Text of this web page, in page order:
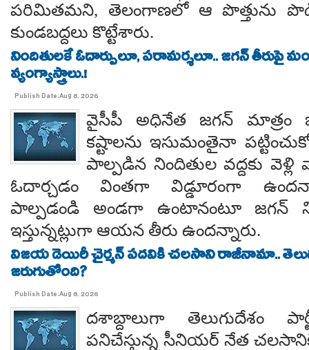
పరిమితమని, తెలంగాణలో ఆ పొత్తును
కుండబద్దలు కొట్టేశారు.
నిందితులకే ఓదార్పులూ, పరామర్శలూ.. జగన్ తీరుపై
వ్యంగ్యాస్త్రాలు.!
Publish Date:Aug 8, 2026
వైసీపీ అధినేత జగన్ మాత్రం
కష్టాలను ఇసుమంతైనా
పాల్పడిన నిందితుల వద్దకు
ఓదార్చడం వింతగా విడ్డూరంగా
పాల్పడండి అండగా ఉంటానంటూ జగన్
ఇస్తున్నట్లుగా ఆయన తీరు ఉందన్నారు.
విజయ డెయిరీ చైర్మన్ పదవికి చలసాని రాజీనామా..
జరుగుతోంది?
Publish Date:Aug 8, 2026
దశాబ్దాలుగా తెలుగుదేశం
పనిచేస్తున్న సీనియర్ నేత